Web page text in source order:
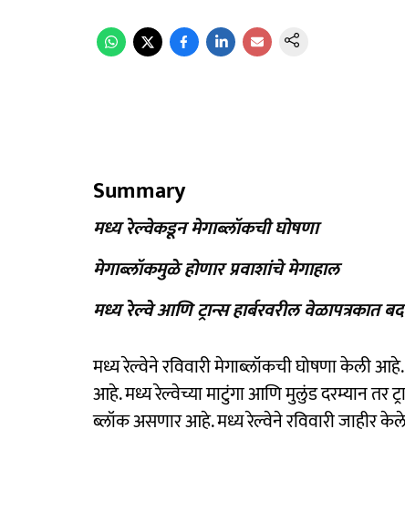
Summary
मध्य रेल्वेकडून मेगाब्लॉकची घोषणा
मेगाब्लॉकमुळे होणार प्रवाशांचे मेगाहाल
मध्य रेल्वे आणि ट्रान्स हार्बरवरील वेळापत्रकात
मध्य रेल्वेने रविवारी मेगाब्लॉकची घोषणा केली
आहे. मध्य रेल्वेच्या माटुंगा आणि मुलुंड दरम्यान तर
ब्लॉक असणार आहे. मध्य रेल्वेने रविवारी जाहीर